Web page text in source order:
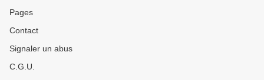
Pages
Contact
Signaler un abus
C.G.U.